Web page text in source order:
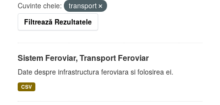
Cuvinte cheie:
transport
Filtrează Rezultatele
Sistem Feroviar, Transport Feroviar
Date despre infrastructura feroviara si folosirea ei.
CSV